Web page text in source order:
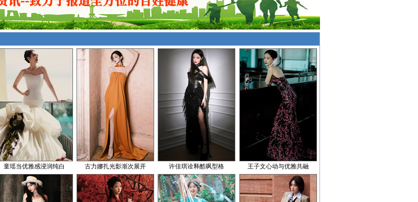
童瑶当优雅感浸润纯白 古力娜扎光影渐次展开 许佳琪诠释酷飒型格 王子文心动与优雅共融